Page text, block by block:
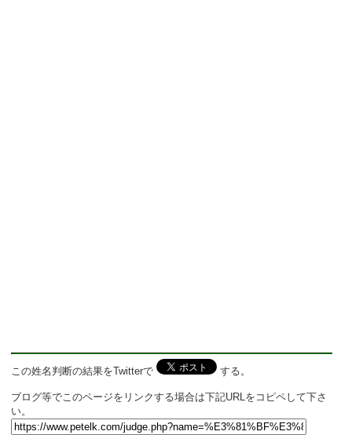
この姓名判断の結果をTwitterで する。
ブログ等でこのページをリンクする場合は下記URLをコピペして下さ
い。